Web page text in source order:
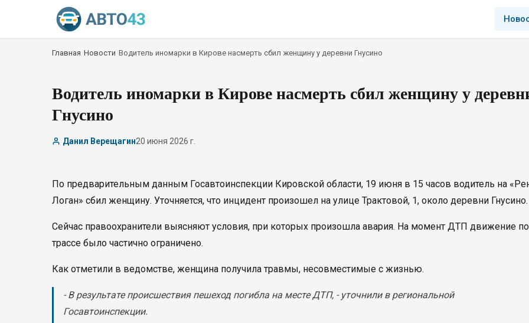
Главная Новости Водитель иномарки в Кирове насмерть сбил женщину у деревни Гнусино
Водитель иномарки в Кирове насмерть сбил женщину у
Гнусино
Данил Верещагин20 июня 2026 г.
По предварительным данным Госавтоинспекции Кировской области, 19 июня в 15 часов водитель на
Логан» сбил женщину. Уточняется, что инцидент произошел на улице Трактовой, 1, около деревни Гнусино.
Сейчас правоохранители выясняют условия, при которых произошла авария. На момент ДТП движение по
трассе было частично ограничено.
Как отметили в ведомстве, женщина получила травмы, несовместимые с жизнью.
- В результате происшествия пешеход погибла на месте ДТП, - уточнили в региональной
Госавтоинспекции.